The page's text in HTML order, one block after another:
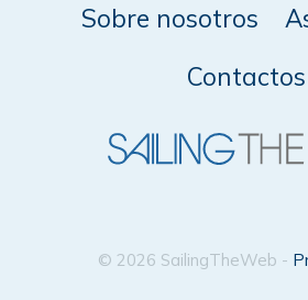
Sobre nosotros
Contactos
© 2026 SailingTheWeb -